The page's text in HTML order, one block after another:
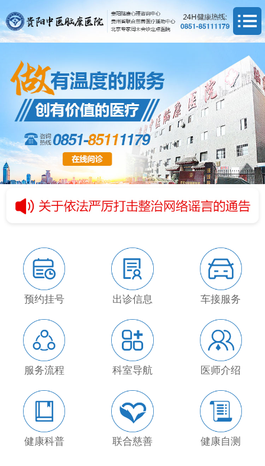
预约挂号 出诊信息 车接服务
服务流程 科室导航 医师介绍
健康科普 联合慈善 健康自测